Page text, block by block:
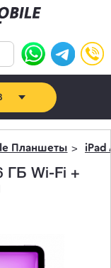
Планшеты iPad
ГБ Wi-Fi +